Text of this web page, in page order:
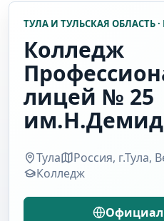
ТУЛА И ТУЛЬСКАЯ ОБЛАСТЬ
Колледж
лицей № 25
Тула
Россия, г.Тула,
Колледж